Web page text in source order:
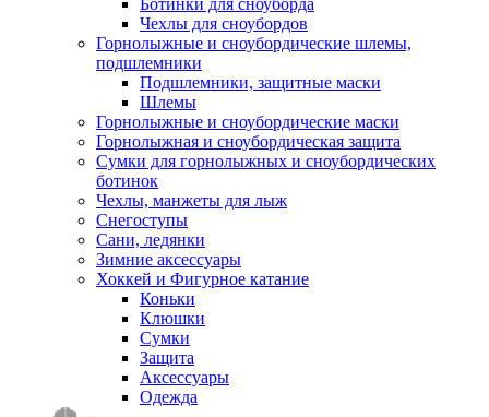
Ботинки для сноуборда
Чехлы для сноубордов
Горнолыжные и сноубордические шлемы,
подшлемники
Подшлемники, защитные маски
Шлемы
Горнолыжные и сноубордические маски
Горнолыжная и сноубордическая защита
Сумки для горнолыжных и сноубордических
ботинок
Чехлы, манжеты для лыж
Снегоступы
Сани, ледянки
Зимние аксессуары
Хоккей и Фигурное катание
Коньки
Клюшки
Сумки
Защита
Аксессуары
Одежда